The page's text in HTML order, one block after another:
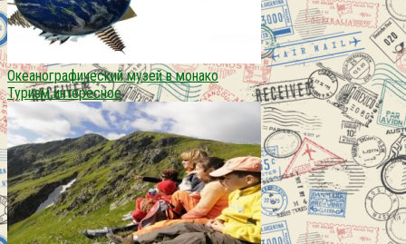
Океанографический музей в монако
Туризм интересное